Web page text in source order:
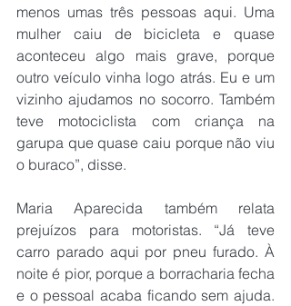
menos umas três pessoas aqui. Uma
mulher caiu de bicicleta e quase
aconteceu algo mais grave, porque
outro veículo vinha logo atrás. Eu e um
vizinho ajudamos no socorro. Também
teve motociclista com criança na
garupa que quase caiu porque não viu
o buraco”, disse.
Maria Aparecida também relata
prejuízos para motoristas. “Já teve
carro parado aqui por pneu furado. À
noite é pior, porque a borracharia fecha
e o pessoal acaba ficando sem ajuda.